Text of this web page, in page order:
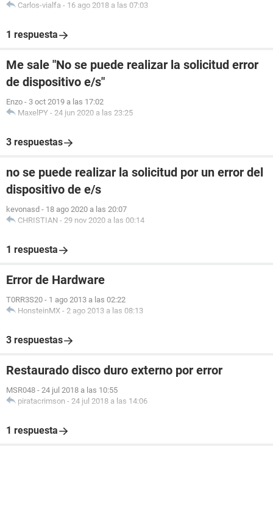
Carlos-vialfa - 16 ago 2018 a las 07:03
1 respuesta
Me sale "No se puede realizar la solicitud error
de dispositivo e/s"
Enzo - 3 oct 2019 a las 17:02
MaxelPY - 24 jun 2020 a las 23:25
3 respuestas
no se puede realizar la solicitud por un error del
dispositivo de e/s
kevonasd - 18 ago 2020 a las 20:07
CHRISTIAN - 29 nov 2020 a las 00:14
1 respuesta
Error de Hardware
T0RR3S20 - 1 ago 2013 a las 02:22
HonsteinMX - 2 ago 2013 a las 08:13
3 respuestas
Restaurado disco duro externo por error
MSR048 - 24 jul 2018 a las 10:55
piratacrimson - 24 jul 2018 a las 14:06
1 respuesta